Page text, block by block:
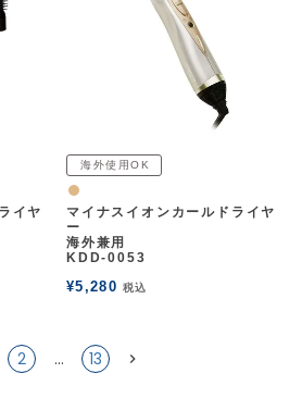
イヤ
海外使用OK
ナチュラル
マイナスイオンカールドライヤ
ー
海外兼用
KDD-0053
¥5,280 税込
2 … 13